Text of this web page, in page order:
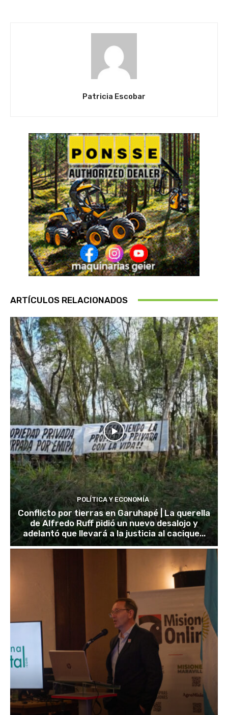
Patricia Escobar
ARTÍCULOS RELACIONADOS
POLÍTICA Y ECONOMÍA
Conflicto por tierras en Garuhapé | La querella
de Alfredo Ruff pidió un nuevo desalojo y
adelantó que llevará a la justicia al cacique...